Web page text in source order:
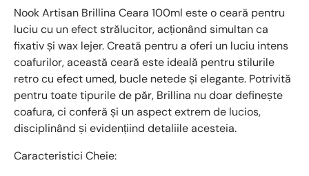
Nook Artisan Brillina Ceara 100ml este o ceară pentru
luciu cu un efect strălucitor, acționând simultan ca
fixativ și wax lejer. Creată pentru a oferi un luciu intens
coafurilor, această ceară este ideală pentru stilurile
retro cu efect umed, bucle netede și elegante. Potrivită
pentru toate tipurile de păr, Brillina nu doar definește
coafura, ci conferă și un aspect extrem de lucios,
disciplinând și evidențiind detaliile acesteia.
Caracteristici Cheie: